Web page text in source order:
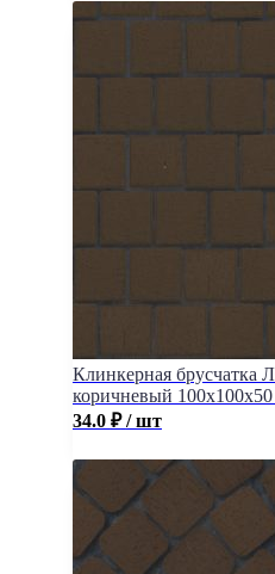
Клинкерная брусчатка
коричневый
34.0 ₽ / шт